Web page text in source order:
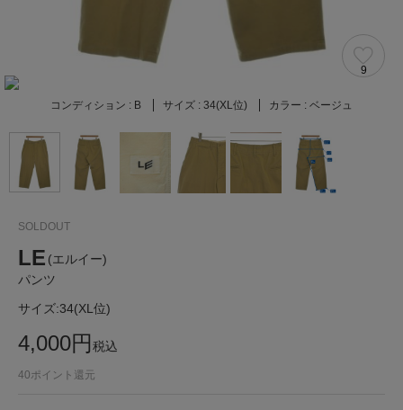
9
コンディション : B サイズ : 34(XL位) カラー : ベージュ
SOLDOUT
LE (エルイー)
パンツ
サイズ:34(XL位)
4,000円税込
40ポイント還元